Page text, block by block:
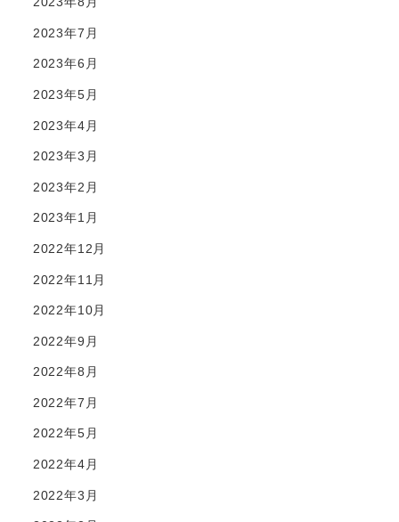
2023年7月
2023年6月
2023年5月
2023年4月
2023年3月
2023年2月
2023年1月
2022年12月
2022年11月
2022年10月
2022年9月
2022年8月
2022年7月
2022年5月
2022年4月
2022年3月